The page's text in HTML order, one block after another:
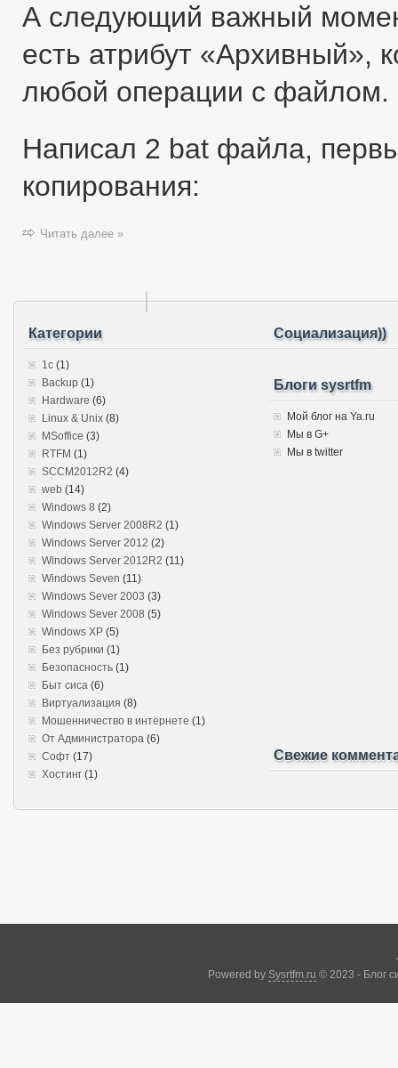
А следующий важный
есть атрибут «Архивный»,
любой операции с файлом.
Написал 2 bat файла,
копирования:
Читать далее »
Категории
1c (1)
Backup (1)
Hardware (6)
Linux & Unix (8)
MSoffice (3)
RTFM (1)
SCCM2012R2 (4)
web (14)
Windows 8 (2)
Windows Server 2008R2 (1)
Windows Server 2012 (2)
Windows Server 2012R2 (11)
Windows Seven (11)
Windows Sever 2003 (3)
Windows Sever 2008 (5)
Windows XP (5)
Без рубрики (1)
Безопасность (1)
Быт сиса (6)
Виртуализация (8)
Мошенничество в интернете (1)
От Администратора (6)
Софт (17)
Хостинг (1)
Социализация))
Блоги sysrtfm
Мой блог на Ya.ru
Мы в G+
Мы в twitter
Свежие
Powered by Sysrtfm.ru © 2023 - Блог